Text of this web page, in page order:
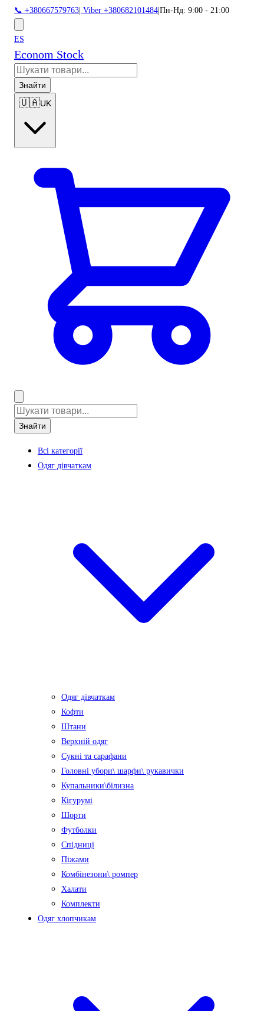
📞 +380667579763 Viber +380682101484 Пн-Нд: 9:00 - 21:00
ES
Econom Stock
Знайти
🇺🇦UK
Знайти
Всі категорії
Одяг дівчаткам
Одяг дівчаткам
Кофти
Штани
Верхній одяг
Сукні та сарафани
Головні убори\ шарфи\ рукавички
Купальники\білизна
Кігурумі
Шорти
Футболки
Спідниці
Піжами
Комбінезони\ ромпер
Халати
Комплекти
Одяг хлопчикам